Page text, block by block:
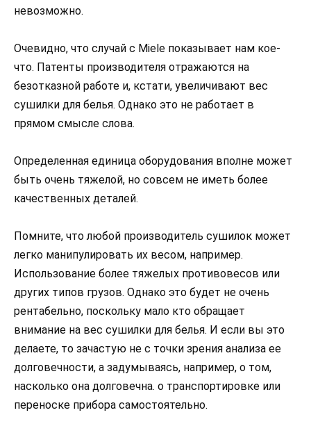
невозможно.
Очевидно, что случай с Miele показывает нам кое-
что. Патенты производителя отражаются на
безотказной работе и, кстати, увеличивают вес
сушилки для белья. Однако это не работает в
прямом смысле слова.
Определенная единица оборудования вполне может
быть очень тяжелой, но совсем не иметь более
качественных деталей.
Помните, что любой производитель сушилок может
легко манипулировать их весом, например.
Использование более тяжелых противовесов или
других типов грузов. Однако это будет не очень
рентабельно, поскольку мало кто обращает
внимание на вес сушилки для белья. И если вы это
делаете, то зачастую не с точки зрения анализа ее
долговечности, а задумываясь, например, о том,
насколько она долговечна. о транспортировке или
переноске прибора самостоятельно.